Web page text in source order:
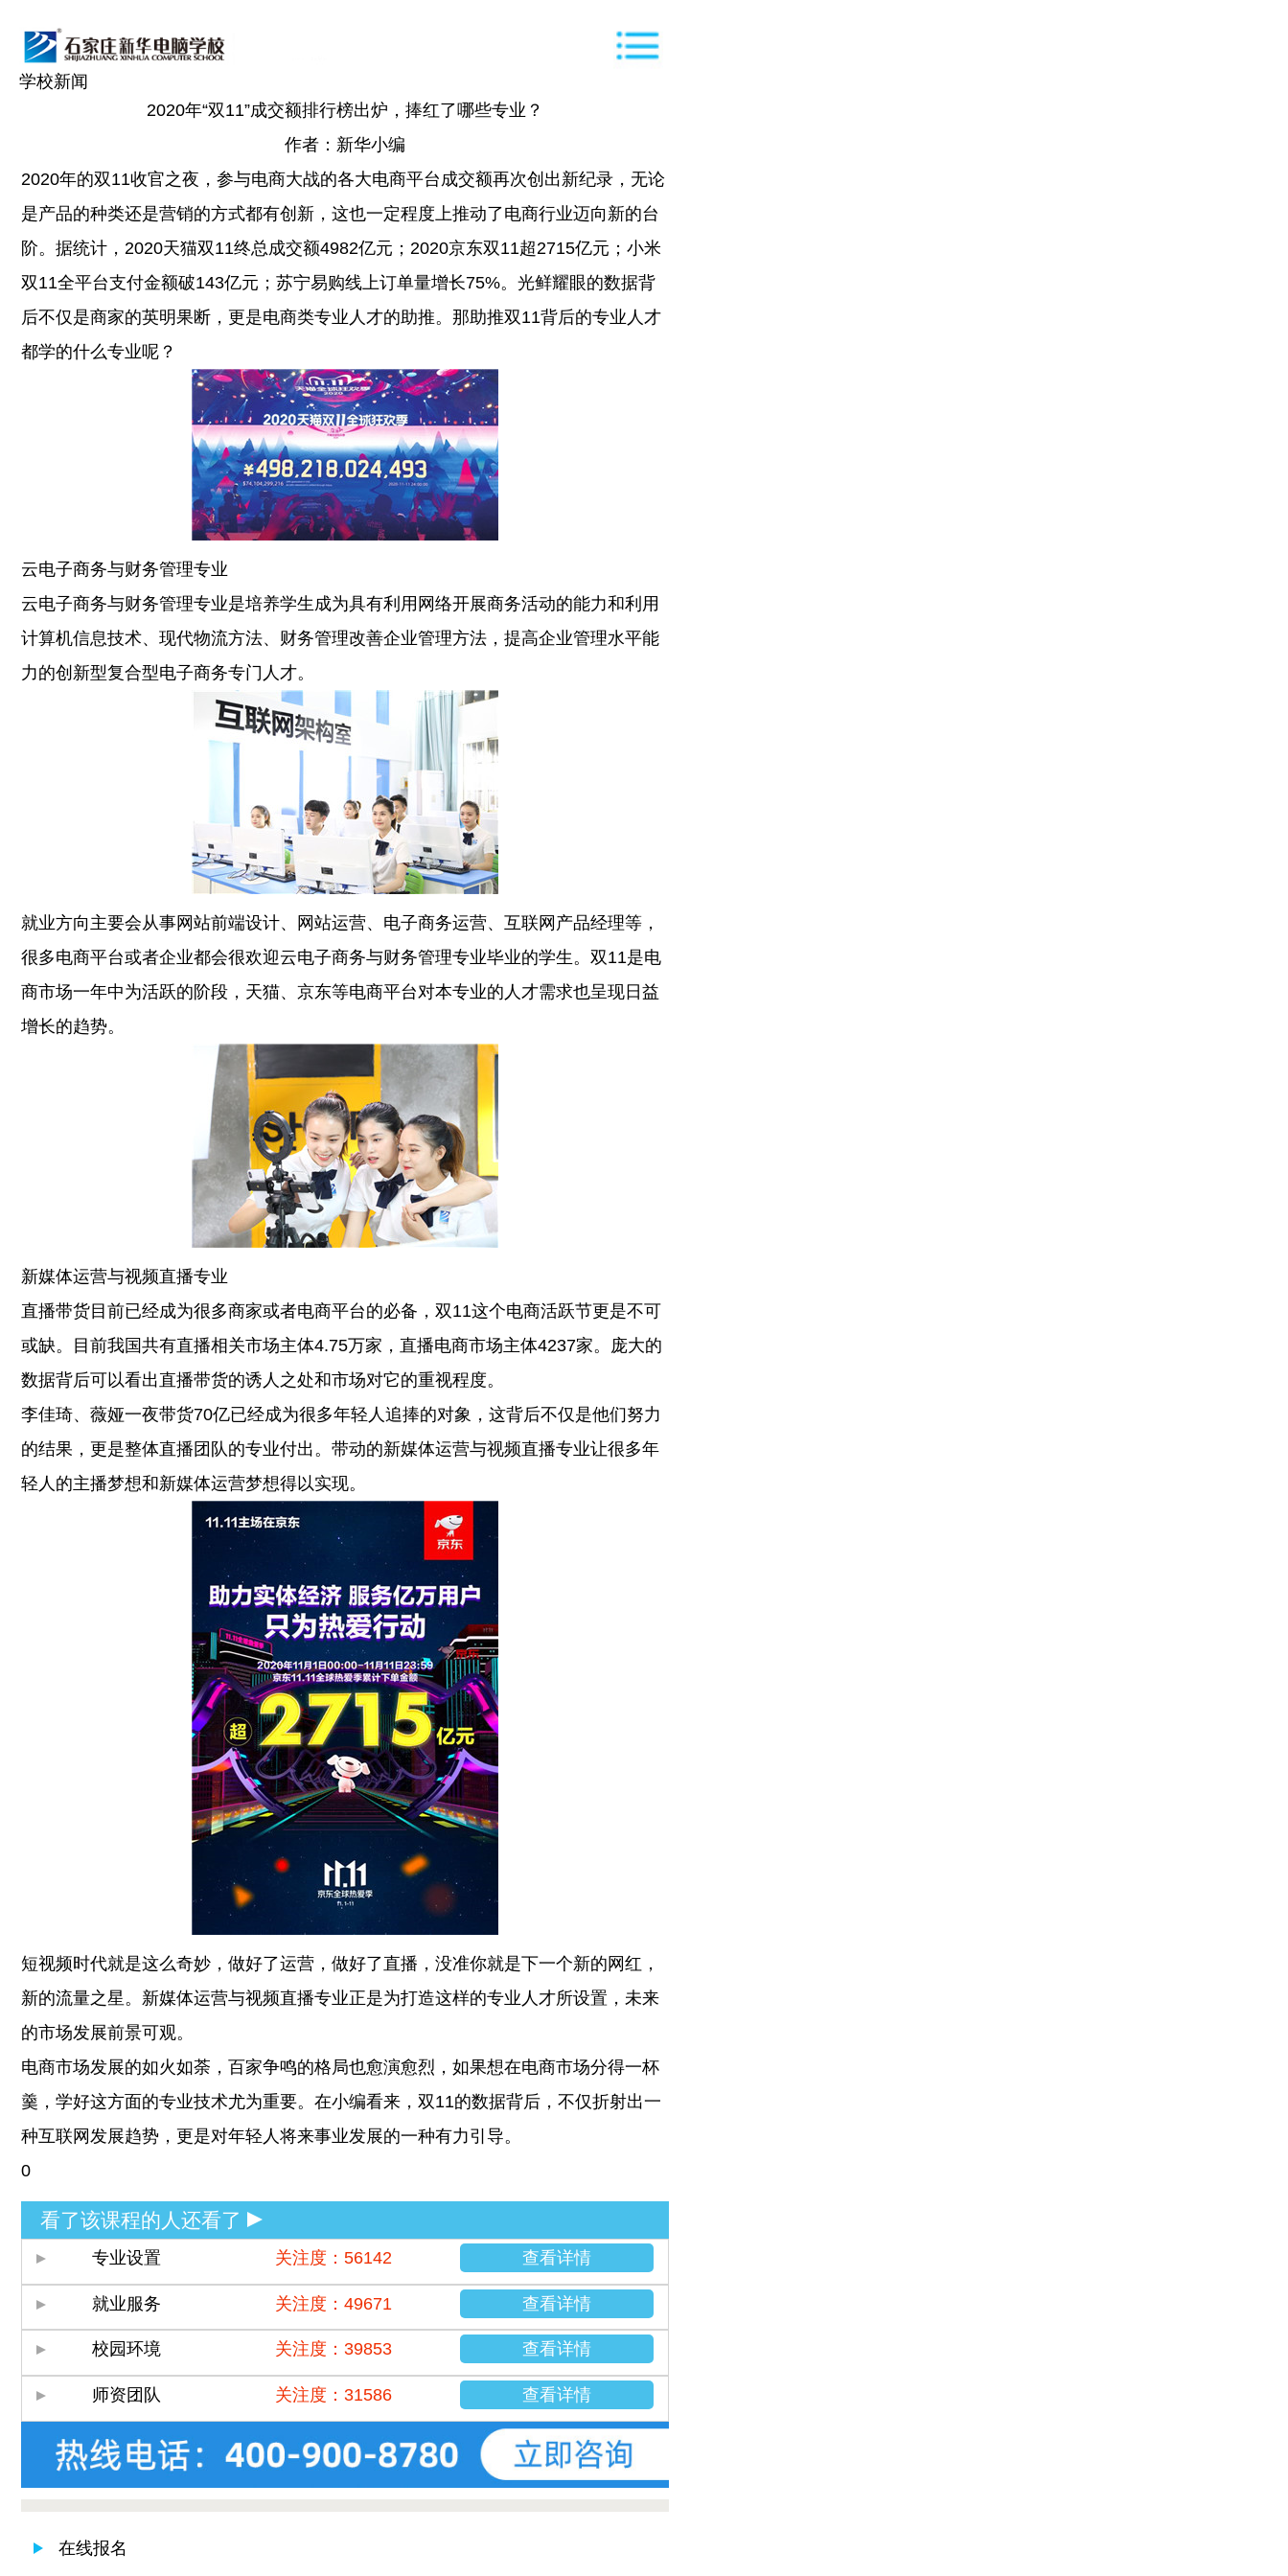
学校新闻
2020年“双11”成交额排行榜出炉，捧红了哪些专业？
作者：新华小编
2020年的双11收官之夜，参与电商大战的各大电商平台成交额再次创出新纪录，无论
是产品的种类还是营销的方式都有创新，这也一定程度上推动了电商行业迈向新的台
阶。据统计，2020天猫双11终总成交额4982亿元；2020京东双11超2715亿元；小米
双11全平台支付金额破143亿元；苏宁易购线上订单量增长75%。光鲜耀眼的数据背
后不仅是商家的英明果断，更是电商类专业人才的助推。那助推双11背后的专业人才
都学的什么专业呢？
云电子商务与财务管理专业
云电子商务与财务管理专业是培养学生成为具有利用网络开展商务活动的能力和利用
计算机信息技术、现代物流方法、财务管理改善企业管理方法，提高企业管理水平能
力的创新型复合型电子商务专门人才。
就业方向主要会从事网站前端设计、网站运营、电子商务运营、互联网产品经理等，
很多电商平台或者企业都会很欢迎云电子商务与财务管理专业毕业的学生。双11是电
商市场一年中为活跃的阶段，天猫、京东等电商平台对本专业的人才需求也呈现日益
增长的趋势。
新媒体运营与视频直播专业
直播带货目前已经成为很多商家或者电商平台的必备，双11这个电商活跃节更是不可
或缺。目前我国共有直播相关市场主体4.75万家，直播电商市场主体4237家。庞大的
数据背后可以看出直播带货的诱人之处和市场对它的重视程度。
李佳琦、薇娅一夜带货70亿已经成为很多年轻人追捧的对象，这背后不仅是他们努力
的结果，更是整体直播团队的专业付出。带动的新媒体运营与视频直播专业让很多年
轻人的主播梦想和新媒体运营梦想得以实现。
短视频时代就是这么奇妙，做好了运营，做好了直播，没准你就是下一个新的网红，
新的流量之星。新媒体运营与视频直播专业正是为打造这样的专业人才所设置，未来
的市场发展前景可观。
电商市场发展的如火如荼，百家争鸣的格局也愈演愈烈，如果想在电商市场分得一杯
羹，学好这方面的专业技术尤为重要。在小编看来，双11的数据背后，不仅折射出一
种互联网发展趋势，更是对年轻人将来事业发展的一种有力引导。
0
看了该课程的人还看了
专业设置 关注度：56142 查看详情
就业服务 关注度：49671 查看详情
校园环境 关注度：39853 查看详情
师资团队 关注度：31586 查看详情
在线报名